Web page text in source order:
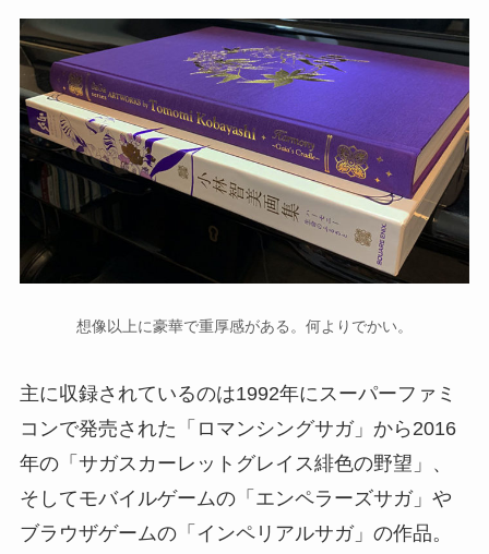
想像以上に豪華で重厚感がある。何よりでかい。
主に収録されているのは1992年にスーパーファミ
コンで発売された「ロマンシングサガ」から2016
年の「サガスカーレットグレイス緋色の野望」、
そしてモバイルゲームの「エンペラーズサガ」や
ブラウザゲームの「インペリアルサガ」の作品。